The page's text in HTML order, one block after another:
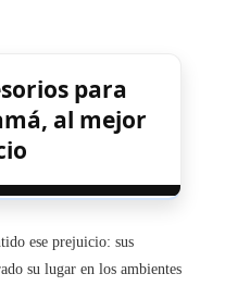
para
al mejor
ese prejuicio: sus
su lugar en los ambientes